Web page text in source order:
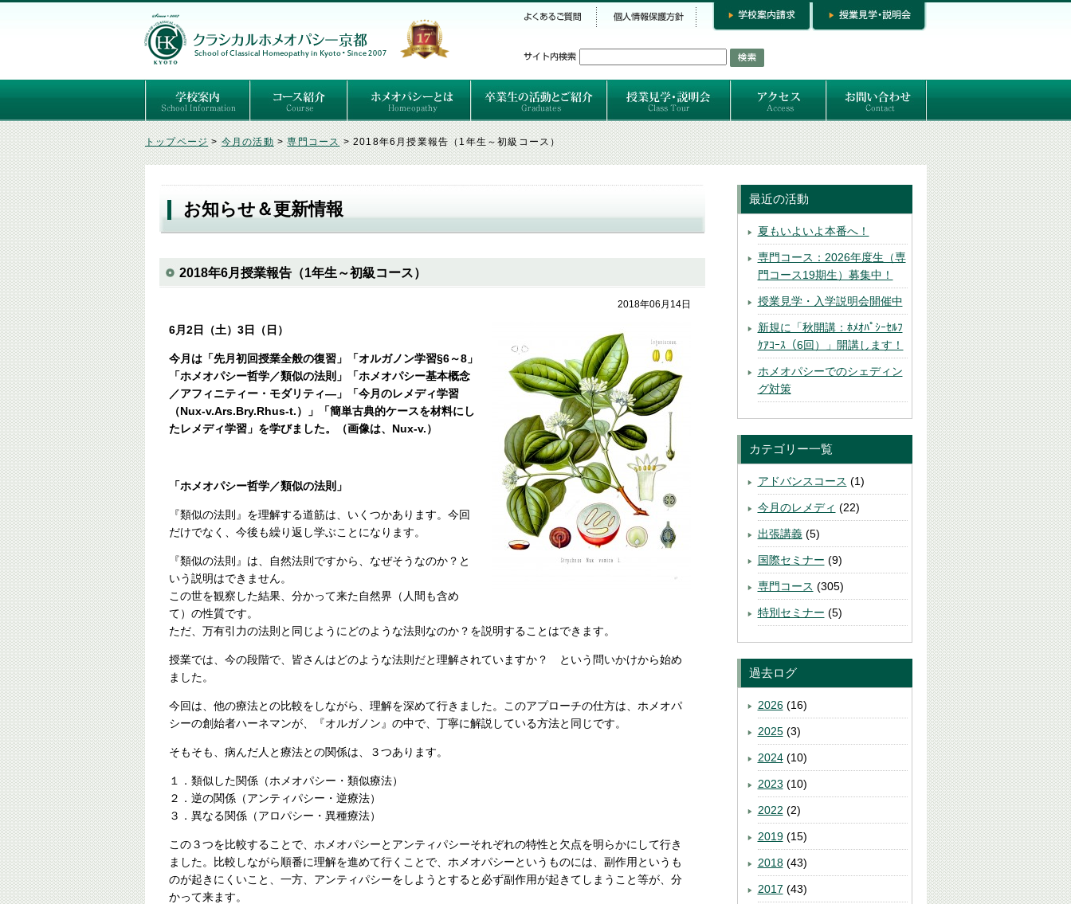
ごあいさつ
３つの基本理念
講師紹介
国際セミナー
ある日の学校生活（写真）
推薦者の声
よくあるご質問
予定表 はじめてのホメオパシー
セルフケアコース
専門コース（4年制）
専門コース（通信）
専門コース編入制度 ホメオパシーとは
クラシカルホメオパシーとは
オルガノンとは
ハーネマンの人生
ハーネマン以後のホメオパス
レメディの使い方ABC 卒業生のご紹介
卒業生の活動 お問い合わせ
専門コースお問い合わせ
専門コース入学お申し込み
個人セッション
トップページ>今月の活動>専門コース>2018年6月授業報告（1年生～初級コース）
お知らせ＆更新情報
2018年6月授業報告（1年生～初級コース）
2018年06月14日
6月2日（土）3日（日）
今月は「先月初回授業全般の復習」「オルガノン学習§6～8」
「ホメオパシー哲学／類似の法則」「ホメオパシー基本概念
／アフィニティー・モダリティ―」「今月のレメディ学習
（Nux-v.Ars.Bry.Rhus-t.）」「簡単古典的ケースを材料にし
たレメディ学習」を学びました。（画像は、Nux-v.）
「ホメオパシー哲学／類似の法則」
『類似の法則』を理解する道筋は、いくつかあります。今回
だけでなく、今後も繰り返し学ぶことになります。
『類似の法則』は、自然法則ですから、なぜそうなのか？と
いう説明はできません。
この世を観察した結果、分かって来た自然界（人間も含め
て）の性質です。
ただ、万有引力の法則と同じようにどのような法則なのか？を説明することはできます。
授業では、今の段階で、皆さんはどのような法則だと理解されていますか？ という問いかけから始め
ました。
今回は、他の療法との比較をしながら、理解を深めて行きました。このアプローチの仕方は、ホメオパ
シーの創始者ハーネマンが、『オルガノン』の中で、丁寧に解説している方法と同じです。
そもそも、病んだ人と療法との関係は、３つあります。
１．類似した関係（ホメオパシー・類似療法）
２．逆の関係（アンティパシー・逆療法）
３．異なる関係（アロパシー・異種療法）
この３つを比較することで、ホメオパシーとアンティパシーそれぞれの特性と欠点を明らかにして行き
ました。比較しながら順番に理解を進めて行くことで、ホメオパシーというものには、副作用というも
のが起きにくいこと、一方、アンティパシーをしようとすると必ず副作用が起きてしまうこと等が、分
かって来ます。
最近の活動
夏もいよいよ本番へ！
専門コース：2026年度生（専
門コース19期生）募集中！
授業見学・入学説明会開催中
新規に「秋開講：ﾎﾒｵﾊﾟｼｰｾﾙﾌ
ｹｱｺｰｽ（6回）」開講します！
ホメオパシーでのシェディン
グ対策
カテゴリー一覧
アドバンスコース (1)
今月のレメディ (22)
出張講義(5)
国際セミナー (9)
専門コース (305)
特別セミナー (5)
過去ログ
2026(16)
2025(3)
2024(10)
2023 (10)
2022 (2)
2019(15)
2018(43)
2017 (43)